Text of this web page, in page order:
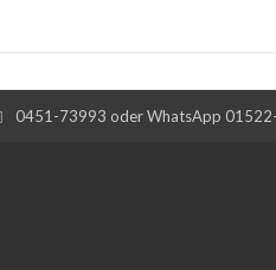
0451-73993 oder WhatsApp